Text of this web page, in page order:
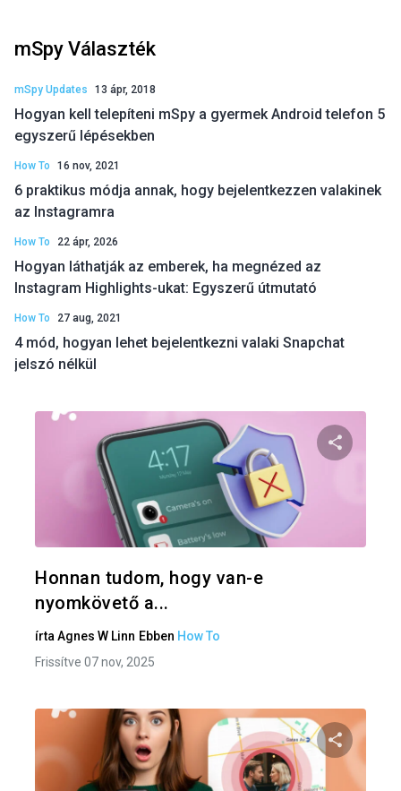
mSpy Választék
mSpy Updates 13 ápr, 2018
Hogyan kell telepíteni mSpy a gyermek Android telefon 5
egyszerű lépésekben
How To 16 nov, 2021
6 praktikus módja annak, hogy bejelentkezzen valakinek
az Instagramra
How To 22 ápr, 2026
Hogyan láthatják az emberek, ha megnézed az
Instagram Highlights-ukat: Egyszerű útmutató
How To 27 aug, 2021
4 mód, hogyan lehet bejelentkezni valaki Snapchat
jelszó nélkül
Honnan tudom, hogy van-e
nyomkövető a...
írta Agnes W Linn Ebben How To
Frissítve 07 nov, 2025
Oszd